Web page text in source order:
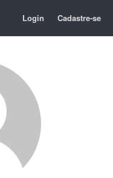
Login Cadastre-se